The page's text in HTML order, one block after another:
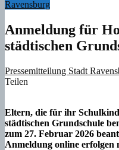
Ravensburg
Anmeldung für
städtischen
Pressemitteilung Stadt
Teilen
Eltern, die für ihr
städtischen Grundschule
zum 27. Februar 2026
Anmeldung online erfolgen